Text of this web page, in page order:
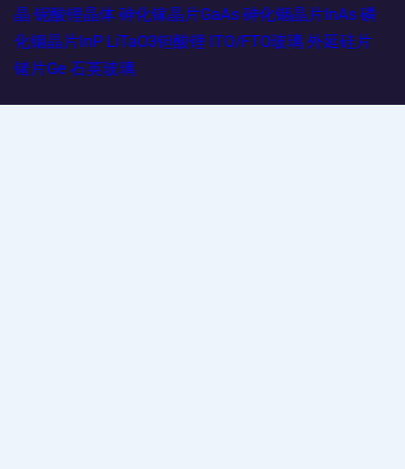
晶 铌酸锂晶体 砷化镓晶片GaAs 砷化铟晶片InAs 磷
化铟晶片InP LiTaO3钽酸锂 ITO/FTO玻璃 外延硅片
锗片Ge 石英玻璃